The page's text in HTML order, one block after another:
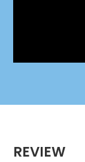
REVIEW